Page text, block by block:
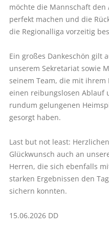
möchte die Mannschaft den
perfekt machen und die
die Regionalliga vorzeitig
Ein großes Dankeschön gilt
unserem Sekretariat sowie
seinem Team, die mit ihrem
einen reibungslosen Ablauf
rundum gelungenen
gesorgt haben.
Last but not least: Herzlichen
Glückwunsch auch an
Herren, die sich ebenfalls
starken Ergebnissen den
sichern konnten.
15.06.2026 DD